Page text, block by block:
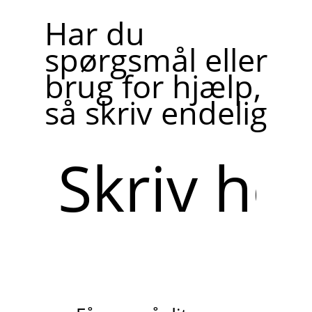
Har du
spørgsmål eller
brug for hjælp,
så skriv endelig
her